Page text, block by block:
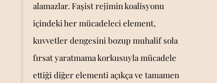
alamazlar. Faşist rejimin koalisyonu
içindeki her mücadeleci element,
kuvvetler dengesini bozup muhalif sola
fırsat yaratmama korkusuyla mücadele
ettiği diğer elementi açıkça ve tamamen